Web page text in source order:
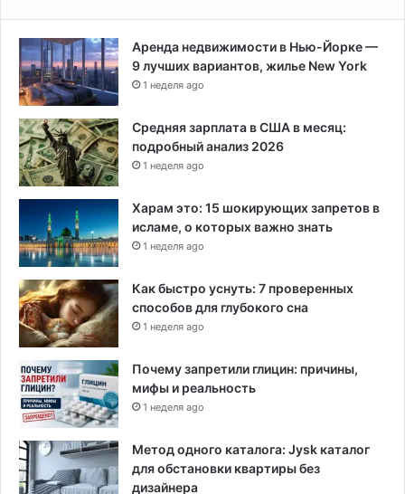
Аренда недвижимости в Нью-Йорке —
9 лучших вариантов, жилье New York
1 неделя ago
Средняя зарплата в США в месяц:
подробный анализ 2026
1 неделя ago
Харам это: 15 шокирующих запретов в
исламе, о которых важно знать
1 неделя ago
Как быстро уснуть: 7 проверенных
способов для глубокого сна
1 неделя ago
Почему запретили глицин: причины,
мифы и реальность
1 неделя ago
Метод одного каталога: Jysk каталог
для обстановки квартиры без
дизайнера